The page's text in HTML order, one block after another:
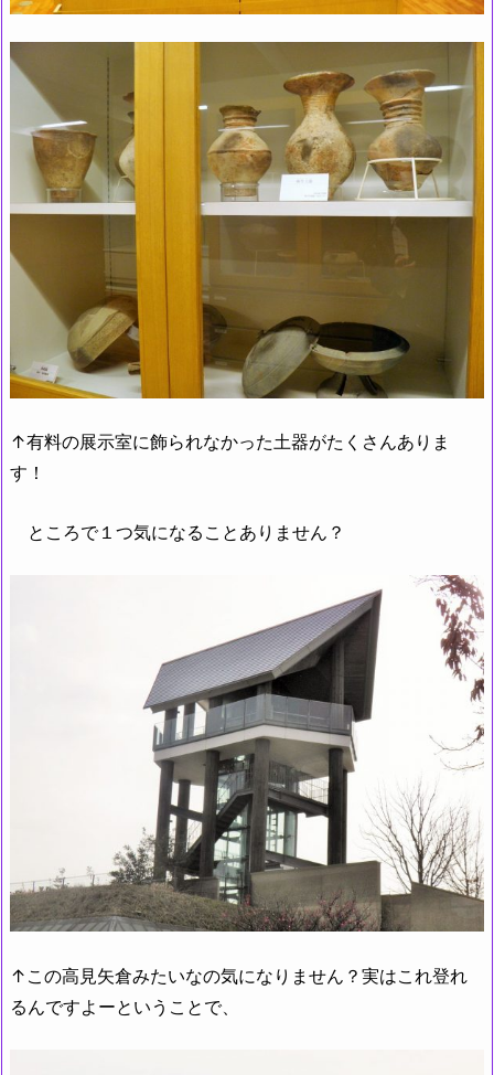
↑有料の展示室に飾られなかった土器がたくさんありま
す！
ところで１つ気になることありません？
↑この高見矢倉みたいなの気になりません？実はこれ登れ
るんですよーということで、